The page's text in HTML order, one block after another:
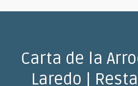
Carta de la
Laredo |